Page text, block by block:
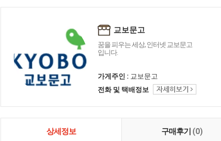
교보문고
꿈을 피우는 세상, 인터넷 교보문고
입니다.
가게주인 : 교보문고
전화 및 택배정보
상세정보 구매후기 (0)